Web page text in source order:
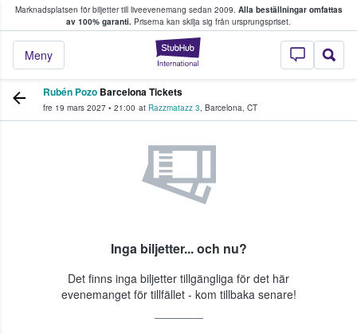
Marknadsplatsen för biljetter till liveevenemang sedan 2009. Alla beställningar omfattas
av 100% garanti. Priserna kan skilja sig från ursprungspriset.
StubHub – där
Meny
köper och säljer biljetter.
Rubén Pozo Barcelona Tickets
fre 19 mars 2027 • 21:00 at Razzmatazz 3, Barcelona, CT
Inga biljetter... och nu?
Det finns inga biljetter tillgängliga för det här
evenemanget för tillfället - kom tillbaka senare!